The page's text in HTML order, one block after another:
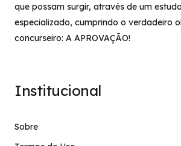
que possam surgir, através de um
especializado, cumprindo o verdadeiro
concurseiro: A APROVAÇÃO!
Institucional
Sobre